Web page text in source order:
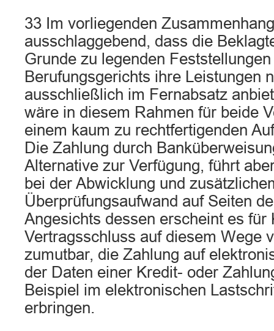
33 Im vorliegenden
ausschlaggebend, dass die
Grunde zu legenden
Berufungsgerichts ihre Leistungen
ausschließlich im Fernabsatz
wäre in diesem Rahmen für beide
einem kaum zu rechtfertigenden
Die Zahlung durch
Alternative zur Verfügung, führt
bei der Abwicklung und
Überprüfungsaufwand auf Seiten
Angesichts dessen erscheint es für
Vertragsschluss auf diesem Wege
zumutbar, die Zahlung auf
der Daten einer Kredit- oder
Beispiel im elektronischen
erbringen.